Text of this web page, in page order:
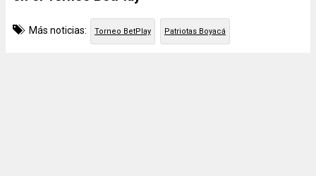
Más noticias: Torneo BetPlay Patriotas Boyacá